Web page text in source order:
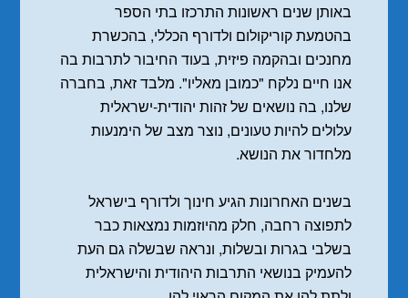
באותן שנים ראשונות התרכזו בתי הספר
בהטמעת קוריקולום ולדורף הכללי, בהכשרת
מחנכים ובהקמה פיזית, בעוד החיבור לתרבות בה
אנו חיים נלקח "כמובן מאליו". מלבד זאת, בחברה
שלנו, בה נושאים של זהות יהודית-ישראלית
עלולים להיות טעונים, נוצר מצב של הימנעות
מלחדור את הנושא.
בשנים האחרונות הגיע חינוך ולדורף בישראל
לתפוצה רחבה, חלק מהיוזמות נמצאות כבר
בשלבי בגרות ובשלות, ונראה שבשלה גם העת
להעמיק בנושאי התרבות היהודית והישראלית